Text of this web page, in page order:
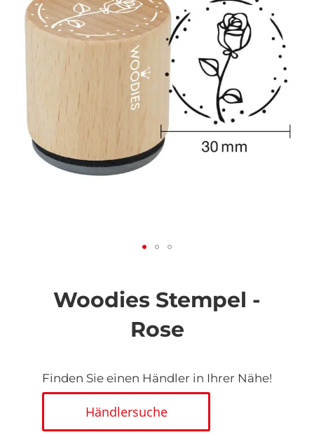
Woodies Stempel -
Rose
Finden Sie einen Händler in Ihrer Nähe!
Händlersuche